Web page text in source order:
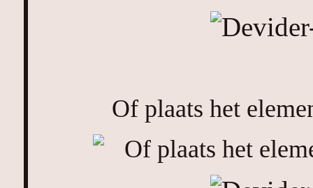
Of plaats het